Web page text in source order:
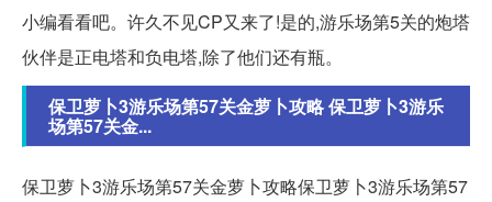
小编看看吧。许久不见CP又来了!是的,游乐场第5关的炮塔
伙伴是正电塔和负电塔,除了他们还有瓶。
保卫萝卜3游乐场第57关金萝卜攻略 保卫萝卜3游乐
场第57关金...
保卫萝卜3游乐场第57关金萝卜攻略保卫萝卜3游乐场第57